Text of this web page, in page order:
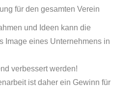
für den gesamten Verein
und Ideen kann die
Image eines Unternehmens in
verbessert werden!
ist daher ein Gewinn für